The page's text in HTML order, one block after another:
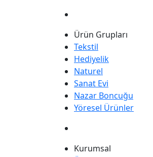
Ürün Grupları
Tekstil
Hediyelik
Naturel
Sanat Evi
Nazar Boncuğu
Yöresel Ürünler
Kurumsal